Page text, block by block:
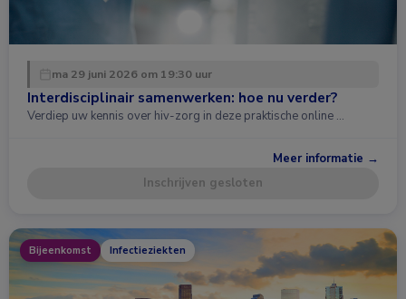
ma 29 juni 2026 om 19:30 uur
Interdisciplinair samenwerken: hoe nu verder?
Verdiep uw kennis over hiv-zorg in deze praktische online …
Meer informatie →
Inschrijven gesloten
Bijeenkomst Infectieziekten